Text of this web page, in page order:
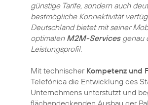
günstige Tarife, sondern auch
bestmögliche Konnektivität
Deutschland bietet mit seiner
optimalen M2M-Servicesgenau
Leistungsprofil.
Mit technischer Kompetenz und
Telefónica die Entwicklung des
Unternehmens unterstützt und
flächendeckenden Ausbau der